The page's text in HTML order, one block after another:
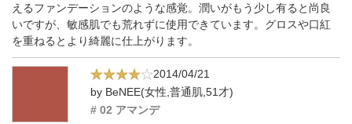
えるファンデーションのような感覚。潤いがもう少し有ると尚良
いですが、敏感肌でも荒れずに使用できています。グロスや口紅
を重ねるとより綺麗に仕上がります。
2014/04/21
by BeNEE(女性,普通肌,51才)
# 02 アマンデ